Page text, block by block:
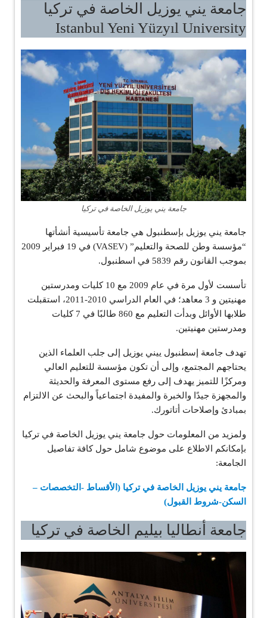
جامعة يني يوزيل الخاصة في تركيا
Istanbul Yeni Yüzyıl University
جامعة يني يوزيل الخاصة في تركيا
جامعة يني يوزيل بإسطنبول هي جامعة تأسيسية أنشأتها
“مؤسسة وطن للصحة والتعليم” (VASEV) في 19 فبراير 2009
بموجب القانون رقم 5839 في اسطنبول.
تأسست لأول مرة في عام 2009 مع 10 كليات ومدرستين
مهنيتين و 3 معاهد؛ في العام الدراسي 2010-2011، استقبلت
طلابها الأوائل وبدأت التعليم مع 860 طالبًا في 7 كليات
ومدرستين مهنيتين.
تهدف جامعة إسطنبول ييني يوزيل إلى جلب العلماء الذين
يحتاجهم المجتمع، وإلى أن تكون مؤسسة للتعليم العالي
ومركزًا للتميز يهدف إلى رفع مستوى المعرفة والحديثة
والمجهزة جيدًا والخبرة والمفيدة اجتماعياً والبحث عن الالتزام
بمبادئ وإصلاحات أتاتورك.
ولمزيد من المعلومات حول جامعة يني يوزيل الخاصة في تركيا
بإمكانكم الاطلاع على موضوع شامل حول كافة تفاصيل
الجامعة:
جامعة يني يوزيل الخاصة في تركيا (الأقساط -التخصصات –
السكن-شروط القبول)
جامعة أنطاليا بيليم الخاصة في تركيا